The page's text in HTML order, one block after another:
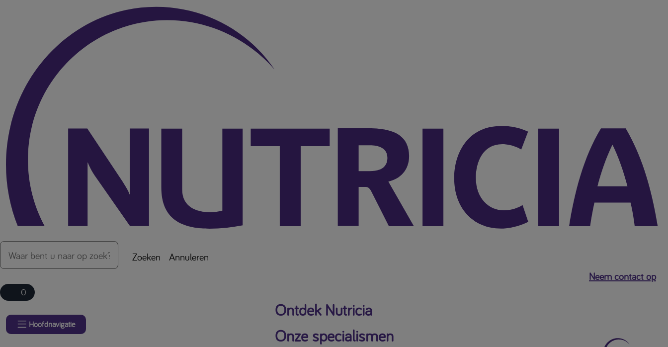
Over de inhoud van de pagina
Zoeken
Annuleren
Neem contact op
0
Hoofdnavigatie
Ontdek Nutricia
Onze specialismen